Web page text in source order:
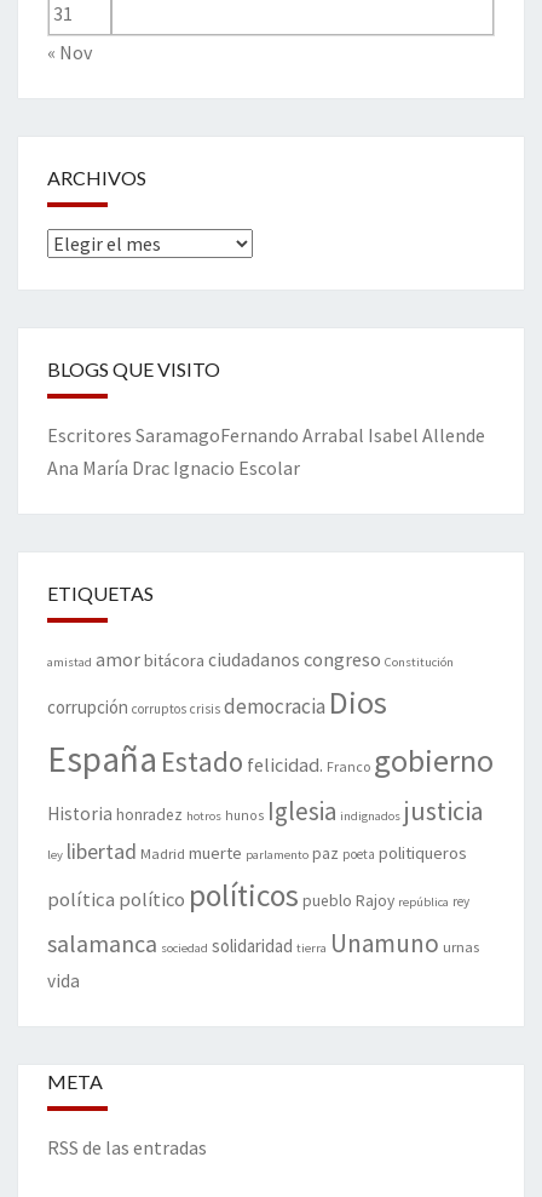
31
« Nov
ARCHIVOS
Archivos
BLOGS QUE VISITO
Escritores SaramagoFernando Arrabal Isabel Allende
Ana María Drac Ignacio Escolar
ETIQUETAS
amistad amorbitácora ciudadanos congreso Constitución
corrupción corruptos crisis democracia Dios
España Estado felicidad. Franco gobierno
Historia honradez hotros hunos Iglesia indignados justicia
ley libertad Madrid muerte parlamento paz poeta politiqueros
política político políticos pueblo Rajoy república rey
salamanca sociedad solidaridad tierra Unamuno urnas
vida
META
RSS de las entradas